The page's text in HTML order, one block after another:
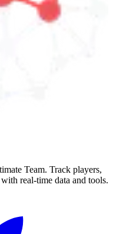
Team. Track players,
real-time data and tools.